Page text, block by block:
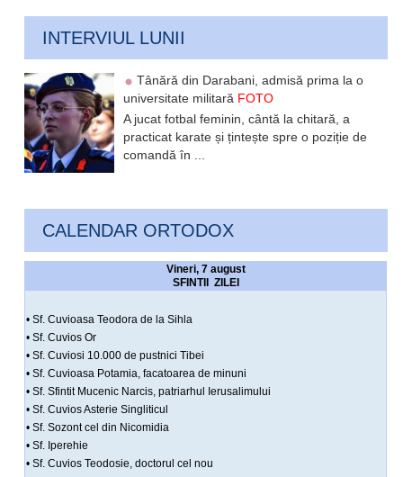
INTERVIUL LUNII
Tânără din Darabani, admisă prima la o
universitate militară FOTO
A jucat fotbal feminin, cântă la chitară, a
practicat karate și țintește spre o poziție de
comandă în ...
CALENDAR ORTODOX
Vineri, 7 august
SFINTII ZILEI
• Sf. Cuvioasa Teodora de la Sihla
• Sf. Cuvios Or
• Sf. Cuviosi 10.000 de pustnici Tibei
• Sf. Cuvioasa Potamia, facatoarea de minuni
• Sf. Sfintit Mucenic Narcis, patriarhul Ierusalimului
• Sf. Cuvios Asterie Singliticul
• Sf. Sozont cel din Nicomidia
• Sf. Iperehie
• Sf. Cuvios Teodosie, doctorul cel nou